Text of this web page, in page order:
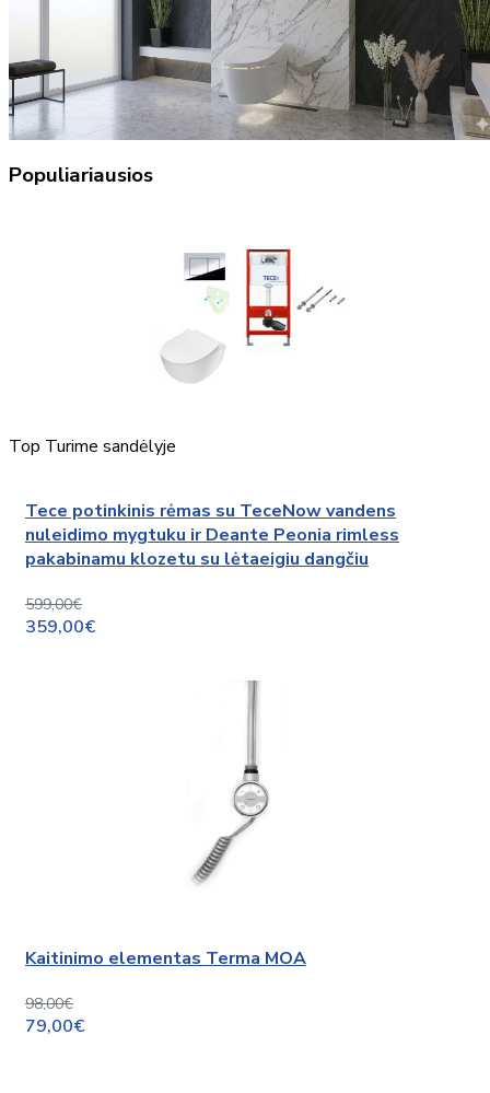
Populiariausios
Top Turime sandėlyje
Tece potinkinis rėmas su TeceNow vandens
nuleidimo mygtuku ir Deante Peonia rimless
pakabinamu klozetu su lėtaeigiu dangčiu
599,00€
359,00€
Kaitinimo elementas Terma MOA
98,00€
79,00€